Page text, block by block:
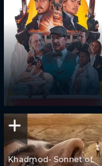
Khadmod- Sonnet of